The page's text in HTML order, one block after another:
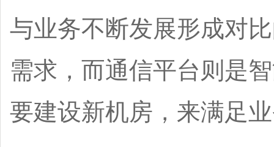
与业务不断发展形成对
需求，而通信平台则是
要建设新机房，来满足